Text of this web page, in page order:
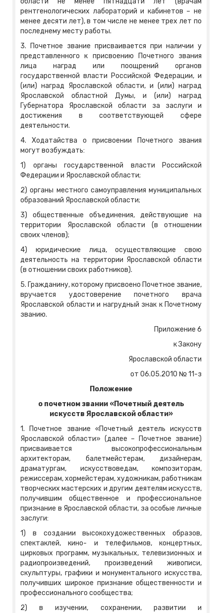
рентгенологических лабораторий и кабинетов – не
менее десяти лет), в том числе не менее трех лет по
последнему месту работы.
3. Почетное звание присваивается при наличии у
представленного к присвоению Почетного звания
лица наград или поощрений органов
государственной власти Российской Федерации, и
(или) наград Ярославской области, и (или) наград
Ярославской областной Думы, и (или) наград
Губернатора Ярославской области за заслуги и
достижения в соответствующей сфере
деятельности.
4. Ходатайства о присвоении Почетного звания
могут возбуждать:
1) органы государственной власти Российской
Федерации и Ярославской области;
2) органы местного самоуправления муниципальных
образований Ярославской области;
3) общественные объединения, действующие на
территории Ярославской области (в отношении
своих членов);
4) юридические лица, осуществляющие свою
деятельность на территории Ярославской области
(в отношении своих работников).
5. Гражданину, которому присвоено Почетное звание,
вручается удостоверение почетного врача
Ярославской области и нагрудный знак к Почетному
званию.
Приложение 6
к Закону
Ярославской области
от 06.05.2010 № 11-з
Положение
о почетном звании «Почетный деятель
искусств Ярославской области»
1. Почетное звание «Почетный деятель искусств
Ярославской области» (далее – Почетное звание)
присваивается высокопрофессиональным
архитекторам, балетмейстерам, дизайнерам,
драматургам, искусствоведам, композиторам,
режиссерам, хормейстерам, художникам, работникам
творческих мастерских и другим деятелям искусств,
получившим общественное и профессиональное
признание в Ярославской области, за особые личные
заслуги:
1) в создании высокохудожественных образов,
спектаклей, кино- и телефильмов, концертных,
цирковых программ, музыкальных, телевизионных и
радиопроизведений, произведений живописи,
скульптуры, графики и монументального искусства,
получивших широкое признание общественности и
профессионального сообщества;
2) в изучении, сохранении, развитии и